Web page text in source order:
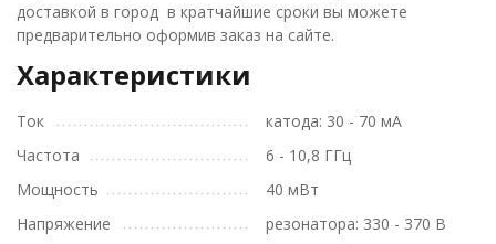
доставкой в город в кратчайшие сроки вы можете
предварительно оформив заказ на сайте.
Характеристики
Ток
катода: 30 - 70 мА
Частота
6 - 10,8 ГГц
Мощность
40 мВт
Напряжение
резонатора: 330 - 370 В